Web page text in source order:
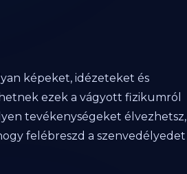
képeket, idézeteket és
ezek a vágyott fizikumról
tevékenységeket élvezhetsz,
felébreszd a szenvedélyedet